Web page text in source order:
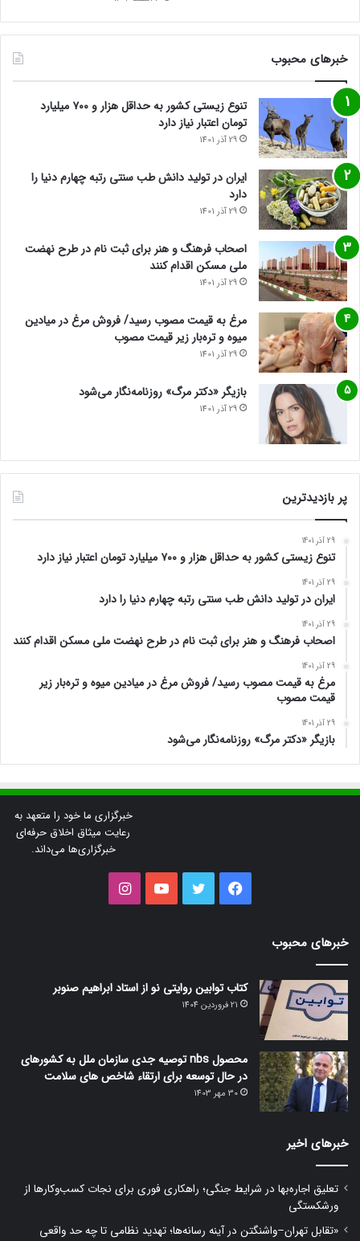
خبرهای محبوب
تنوع زیستی کشور به حداقل هزار و ۷۰۰ میلیارد
تومان اعتبار نیاز دارد
29 آذر 1401
ایران در تولید دانش طب سنتی رتبه چهارم دنیا را
دارد
29 آذر 1401
اصحاب فرهنگ و هنر برای ثبت نام در طرح نهضت
ملی مسکن اقدام کنند
29 آذر 1401
مرغ به قیمت مصوب رسید/ فروش مرغ در میادین
میوه و تره‌بار زیر قیمت مصوب
29 آذر 1401
بازیگر «دکتر مرگ» روزنامه‌نگار می‌شود
29 آذر 1401
پر بازدیدترین
29 آذر 1401
تنوع زیستی کشور به حداقل هزار و ۷۰۰ میلیارد تومان اعتبار نیاز دارد
29 آذر 1401
ایران در تولید دانش طب سنتی رتبه چهارم دنیا را دارد
29 آذر 1401
اصحاب فرهنگ و هنر برای ثبت نام در طرح نهضت ملی مسکن اقدام کنند
29 آذر 1401
مرغ به قیمت مصوب رسید/ فروش مرغ در میادین میوه و تره‌بار زیر
قیمت مصوب
29 آذر 1401
بازیگر «دکتر مرگ» روزنامه‌نگار می‌شود
خبرگزاری ما خود را متعهد به
رعایت میثاق اخلاق حرفه‌ای
خبرگزاری‌ها می‌داند.
فیس
توییتر یوتیوب
خبرهای محبوب
کتاب توابین روایتی نو از استاد ابراهیم صنوبر
21 فروردین 1404
محصول nbs توصیه جدی سازمان ملل به کشورهای
در حال توسعه برای ارتقاء شاخص های سلامت
30 مهر 1403
خبرهای اخیر
تعلیق اجاره‌بها در شرایط جنگی؛ راهکاری فوری برای نجات کسب‌وکارها از
ورشکستگی
«تقابل تهران–واشنگتن در آینه رسانه‌ها؛ تهدید نظامی تا چه حد واقعی